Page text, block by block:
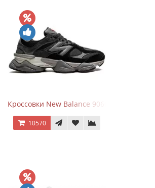
Кроссовки New Balance 9060 Black
10570